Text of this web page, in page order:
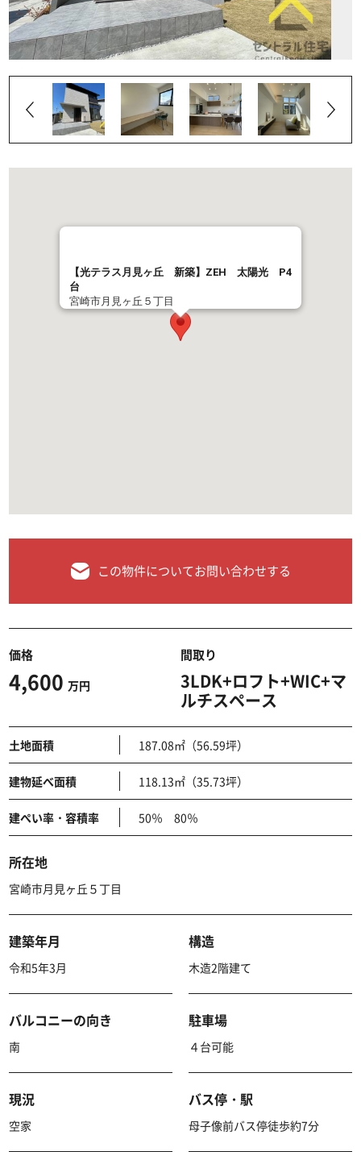
【光テラス月見ヶ丘 新築】ZEH 太陽光 P4
台
宮崎市月見ヶ丘５丁目
この物件についてお問い合わせする
価格
4,600 万円
間取り
3LDK+ロフト+WIC+マ
ルチスペース
土地面積 187.08㎡（56.59坪）
建物延べ面積 118.13㎡（35.73坪）
建ぺい率・容積率 50％ 80％
所在地
宮崎市月見ヶ丘５丁目
建築年月
令和5年3月
構造
木造2階建て
バルコニーの向き
南
駐車場
４台可能
現況
空家
バス停・駅
母子像前バス停徒歩約7分